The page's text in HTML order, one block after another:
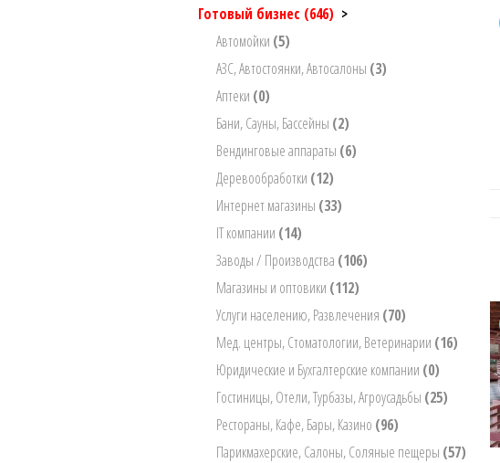
Готовый бизнес (646) >
Автомойки (5)
АЗС, Автостоянки, Автосалоны (3)
Аптеки (0)
Бани, Сауны, Бассейны (2)
Вендинговые аппараты (6)
Деревообработки (12)
Интернет магазины (33)
IT компании (14)
Заводы / Производства (106)
Магазины и оптовики (112)
Услуги населению, Развлечения (70)
Мед. центры, Стоматологии, Ветеринарии (16)
Юридические и Бухгалтерские компании (0)
Гостиницы, Отели, Турбазы, Агроусадьбы (25)
Рестораны, Кафе, Бары, Казино (96)
Парикмахерские, Салоны, Соляные пещеры (57)